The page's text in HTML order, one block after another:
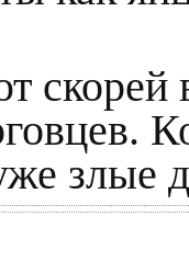
скорей
злые